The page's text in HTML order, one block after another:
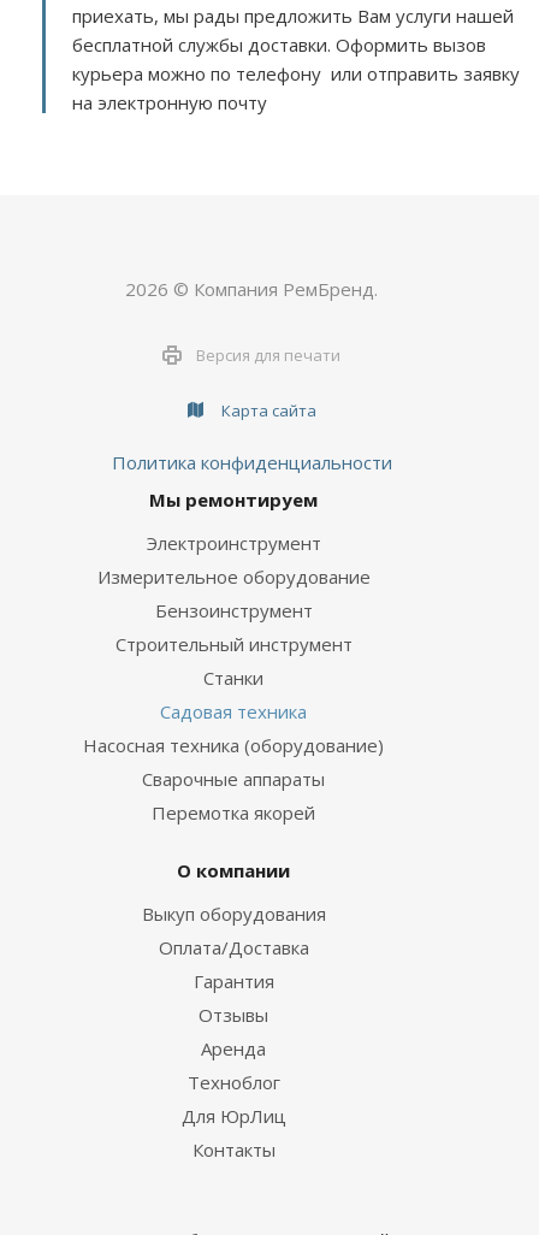
приехать, мы рады предложить Вам услуги нашей
бесплатной службы доставки. Оформить вызов
курьера можно по телефону или отправить заявку
на электронную почту
2026 © Компания РемБренд.
Версия для печати
Карта сайта
Политика конфиденциальности
Мы ремонтируем
Электроинструмент
Измерительное оборудование
Бензоинструмент
Строительный инструмент
Станки
Садовая техника
Насосная техника (оборудование)
Сварочные аппараты
Перемотка якорей
О компании
Выкуп оборудования
Оплата/Доставка
Гарантия
Отзывы
Аренда
Техноблог
Для ЮрЛиц
Контакты